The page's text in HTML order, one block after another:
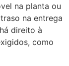
na planta ou
na entrega
direito à
como